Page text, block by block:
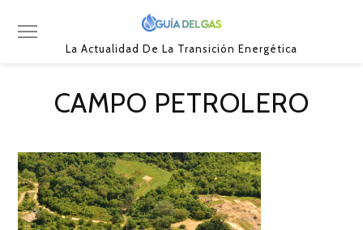
La Actualidad De La Transición Energética
CAMPO PETROLERO